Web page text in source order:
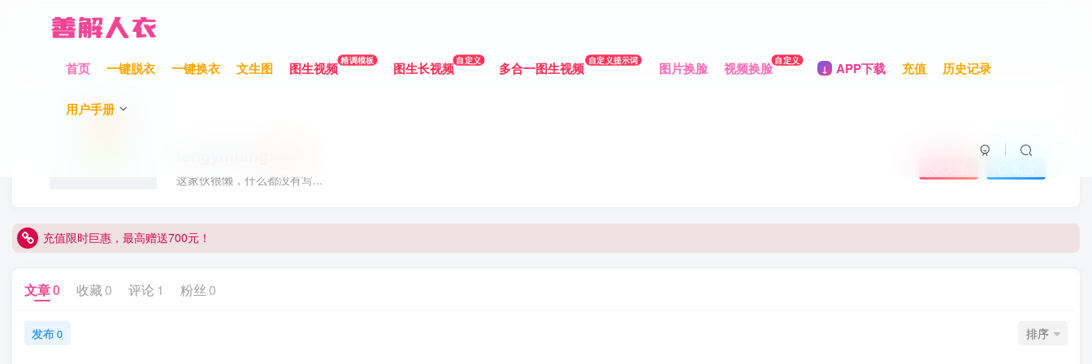
首页 一键脱衣 一键换衣 文生图 图生视频 精调模板 图生长视频 自定义 多合一图生视频 自定义提示词 图片换脸 视频换脸 自定义 APP下载 充值 历史记录
用户手册
这家伙很懒，什么都没有写...
充值限时巨惠，最高赠送700元！
文章0 收藏 0 评论 1 粉丝 0
发布0 排序